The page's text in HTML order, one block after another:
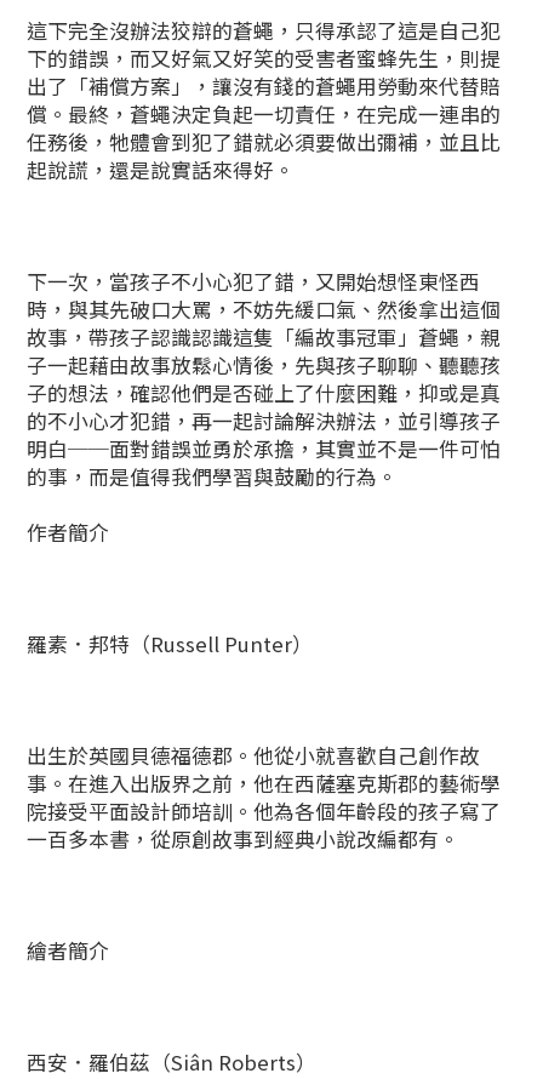
這下完全沒辦法狡辯的蒼蠅，只得承認了這是自己犯
下的錯誤，而又好氣又好笑的受害者蜜蜂先生，則提
出了「補償方案」，讓沒有錢的蒼蠅用勞動來代替賠
償。最終，蒼蠅決定負起一切責任，在完成一連串的
任務後，牠體會到犯了錯就必須要做出彌補，並且比
起說謊，還是說實話來得好。
下一次，當孩子不小心犯了錯，又開始想怪東怪西
時，與其先破口大罵，不妨先緩口氣、然後拿出這個
故事，帶孩子認識認識這隻「編故事冠軍」蒼蠅，親
子一起藉由故事放鬆心情後，先與孩子聊聊、聽聽孩
子的想法，確認他們是否碰上了什麼困難，抑或是真
的不小心才犯錯，再一起討論解決辦法，並引導孩子
明白──面對錯誤並勇於承擔，其實並不是一件可怕
的事，而是值得我們學習與鼓勵的行為。
作者簡介
羅素．邦特（Russell Punter）
出生於英國貝德福德郡。他從小就喜歡自己創作故
事。在進入出版界之前，他在西薩塞克斯郡的藝術學
院接受平面設計師培訓。他為各個年齡段的孩子寫了
一百多本書，從原創故事到經典小說改編都有。
繪者簡介
西安．羅伯茲（Siân Roberts）